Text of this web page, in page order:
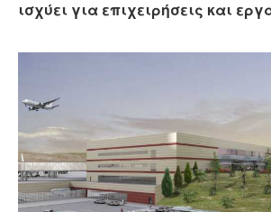
ισχύει για επιχειρήσεις και